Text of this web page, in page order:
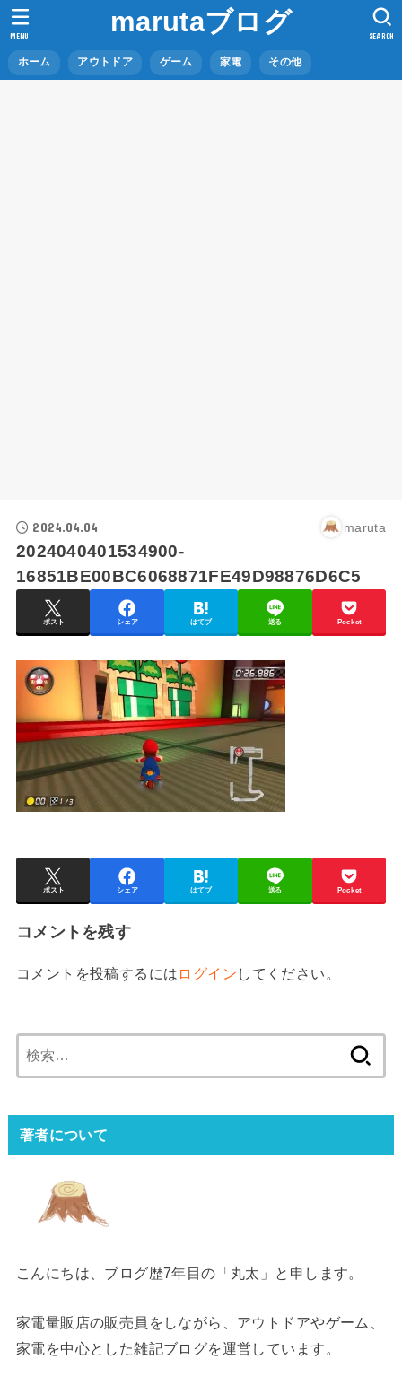
marutaブログ
ホーム アウトドア ゲーム 家電 その他
SEARCH
MENU
2024.04.04 maruta
2024040401534900-
16851BE00BC6068871FE49D98876D6C5
ポスト シェア はてブ 送る Pocket
ポスト シェア はてブ 送る Pocket
コメントを残す
コメントを投稿するには ログイン してください。
索:
著者について
こんにちは、ブログ歴7年目の「丸太」と申します。
家電量販店の販売員をしながら、アウトドアやゲーム、
家電を中心とした雑記ブログを運営しています。